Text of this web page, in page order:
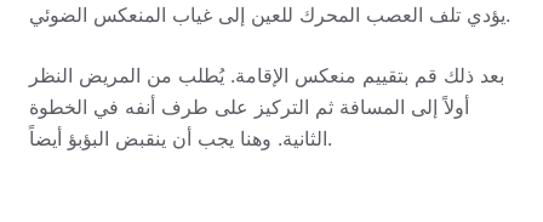
يؤدي تلف العصب المحرك للعين إلى غياب المنعكس الضوئي.
بعد ذلك قم بتقييم منعكس الإقامة. يُطلب من المريض النظر
أولاً إلى المسافة ثم التركيز على طرف أنفه في الخطوة
الثانية. وهنا يجب أن ينقبض البؤبؤ أيضاً.